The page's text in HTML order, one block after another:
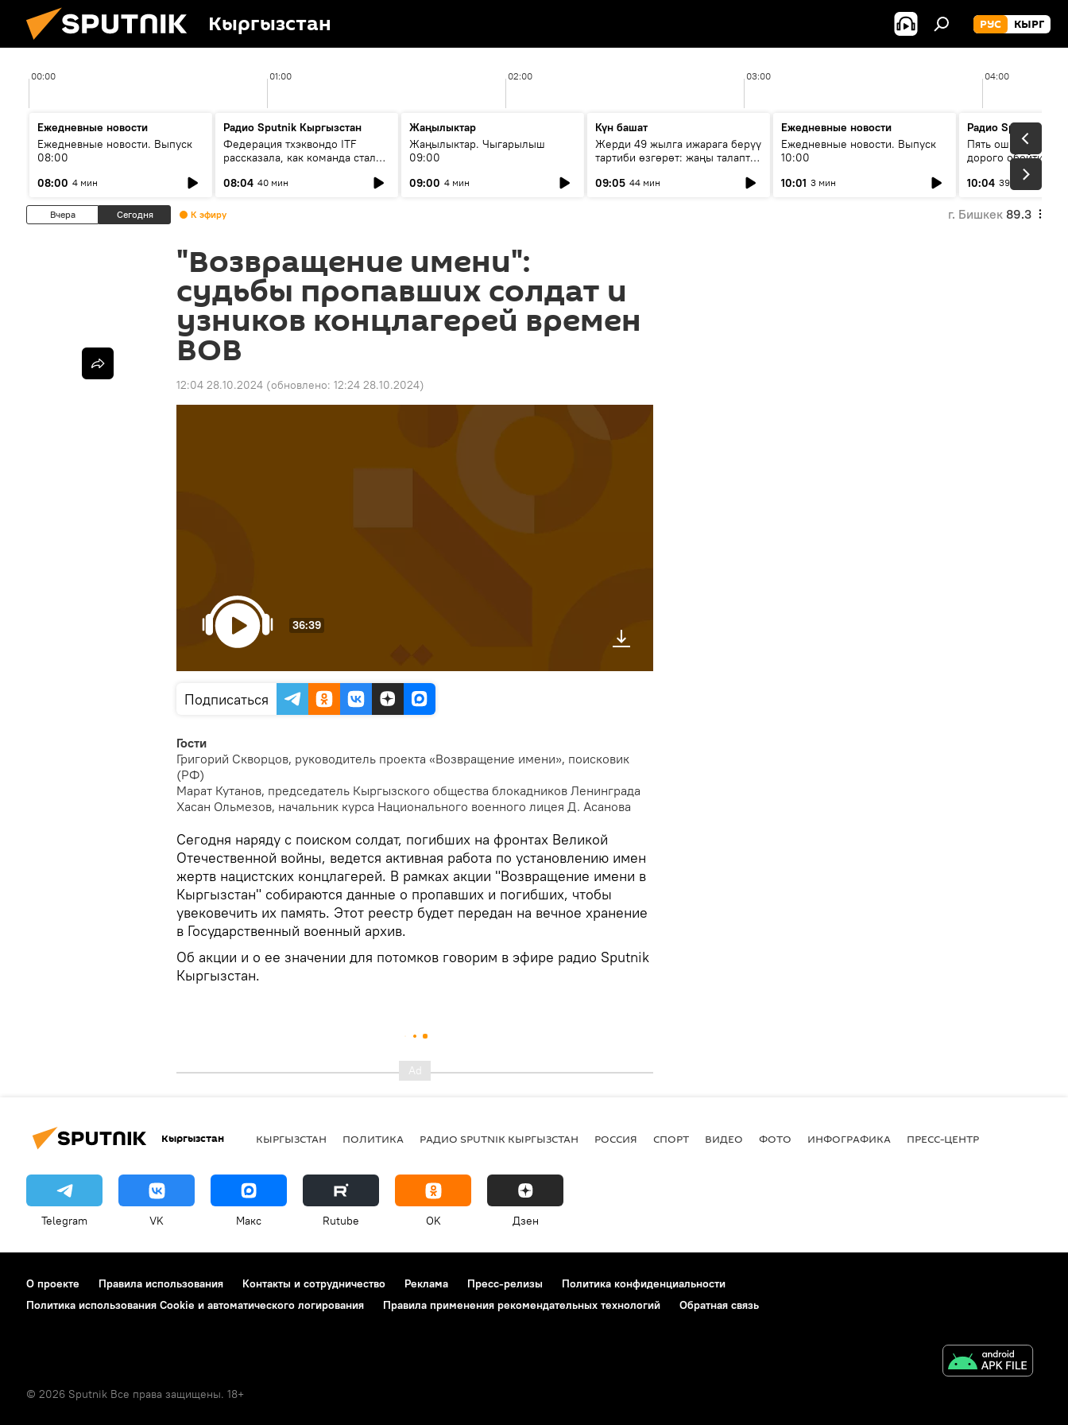
Кыргызстан РУС КЫРГ
00:00 01:00 02:00 03:00 04:00
Ежедневные новости
Ежедневные новости. Выпуск
08:00
08:00 4 мин
Радио Sputnik Кыргызстан
Федерация тхэквондо ITF
рассказала, как команда стала
08:04 40 мин
Жаңылыктар
Жаңылыктар. Чыгарылыш
09:00
09:00 4 мин
Күн башат
Жерди 49 жылга ижарага берүү
тартиби өзгөрөт: жаңы талаптар
09:05 44 мин
Ежедневные новости
Ежедневные новости. Выпуск
10:00
10:01 3 мин
Радио Sputnik
Пять ошибок
дорого обойтись
10:04 39 мин
Вчера Сегодня К эфиру г. Бишкек 89.3
"Возвращение имени":
судьбы пропавших солдат и
узников концлагерей времен
ВОВ
12:04 28.10.2024 (обновлено: 12:24 28.10.2024)
36:39
Подписаться
Гости
Григорий Скворцов, руководитель проекта «Возвращение имени», поисковик
(РФ)
Марат Кутанов, председатель Кыргызского общества блокадников Ленинграда
Хасан Ольмезов, начальник курса Национального военного лицея Д. Асанова
Сегодня наряду с поиском солдат, погибших на фронтах Великой
Отечественной войны, ведется активная работа по установлению имен
жертв нацистских концлагерей. В рамках акции "Возвращение имени в
Кыргызстан" собираются данные о пропавших и погибших, чтобы
увековечить их память. Этот реестр будет передан на вечное хранение
в Государственный военный архив.
Об акции и о ее значении для потомков говорим в эфире радио Sputnik
Кыргызстан.
Кыргызстан КЫРГЫЗСТАН ПОЛИТИКА РАДИО SPUTNIK КЫРГЫЗСТАН РОССИЯ СПОРТ ВИДЕО ФОТО ИНФОГРАФИКА ПРЕСС-ЦЕНТР
Telegram VK Макс Rutube OK Дзен
О проекте Правила использования Контакты и сотрудничество Реклама Пресс-релизы
Политика конфиденциальности
Политика использования Cookie и автоматического логирования
Правила применения рекомендательных технологий Обратная связь
© 2026 Sputnik Все права защищены. 18+